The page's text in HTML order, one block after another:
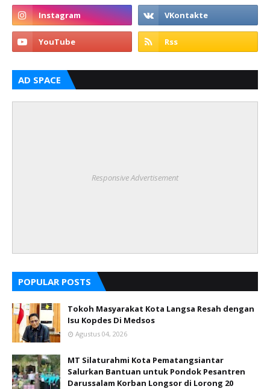
AD SPACE
Responsive Advertisement
POPULAR POSTS
Tokoh Masyarakat Kota Langsa Resah dengan
Isu Kopdes Di Medsos
Agustus 04, 2026
MT Silaturahmi Kota Pematangsiantar
Salurkan Bantuan untuk Pondok Pesantren
Darussalam Korban Longsor di Lorong 20